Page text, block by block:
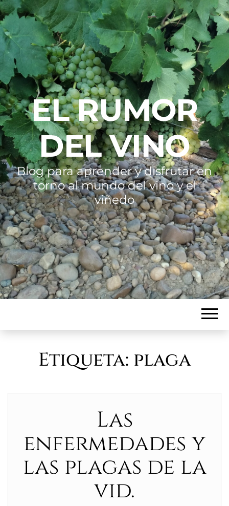
EL RUMOR
DEL VINO
Blog para aprender y disfrutar en
torno al mundo del vino y el
viñedo
Etiqueta: plaga
Las
enfermedades y
las plagas de la
vid.